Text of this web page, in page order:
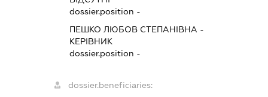
dossier.position -
ПЕШКО ЛЮБОВ СТЕПАНІВНА -
КЕРІВНИК
dossier.position -
dossier.beneficiaries: